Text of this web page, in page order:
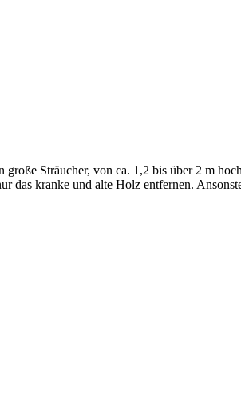
Sträucher, von ca. 1,2 bis über 2 m
das kranke und alte Holz entfernen.